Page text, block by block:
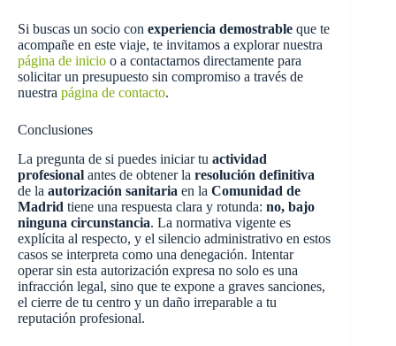
Si buscas un socio con experiencia demostrable que te
acompañe en este viaje, te invitamos a explorar nuestra
página de inicio o a contactarnos directamente para
solicitar un presupuesto sin compromiso a través de
nuestra página de contacto.
Conclusiones
La pregunta de si puedes iniciar tu actividad
profesional antes de obtener la resolución definitiva
de la autorización sanitaria en la Comunidad de
Madrid tiene una respuesta clara y rotunda: no, bajo
ninguna circunstancia. La normativa vigente es
explícita al respecto, y el silencio administrativo en estos
casos se interpreta como una denegación. Intentar
operar sin esta autorización expresa no solo es una
infracción legal, sino que te expone a graves sanciones,
el cierre de tu centro y un daño irreparable a tu
reputación profesional.